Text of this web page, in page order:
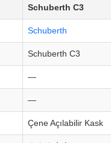
Schuberth C3
Schuberth
Schuberth C3
—
—
Çene Açılabilir Kask